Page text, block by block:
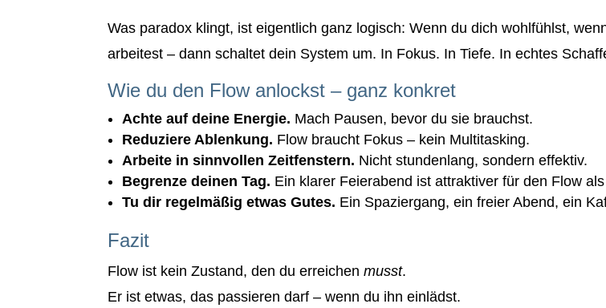
Was paradox klingt, ist eigentlich ganz logisch: Wenn du dich wohlfühlst,
arbeitest – dann schaltet dein System um. In Fokus. In Tiefe. In echtes
Wie du den Flow anlockst – ganz konkret
Achte auf deine Energie. Mach Pausen, bevor du sie brauchst.
Reduziere Ablenkung. Flow braucht Fokus – kein Multitasking.
Arbeite in sinnvollen Zeitfenstern. Nicht stundenlang, sondern effektiv.
Begrenze deinen Tag. Ein klarer Feierabend ist attraktiver für den Flow
Tu dir regelmäßig etwas Gutes. Ein Spaziergang, ein freier Abend, ein
Fazit
Flow ist kein Zustand, den du erreichenmusst.
Er ist etwas, das passieren darf – wenn du ihn einlädst.